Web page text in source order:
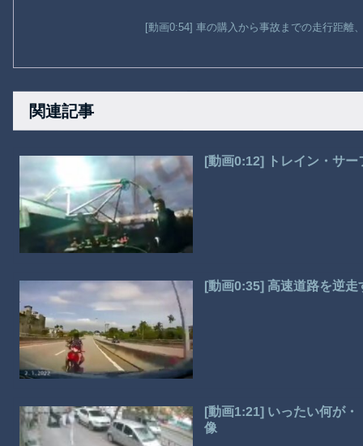
[動画0:54] 車の購入から事故までの走行距離
関連記事
[動画0:12] トレイン・サ
[動画0:35] 高速道路を逆
[動画1:21] いったい何が
像